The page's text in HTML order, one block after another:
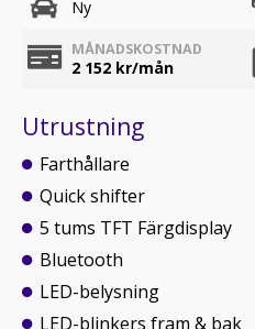
Ny
MÅNADSKOSTNAD
2 152 kr/mån
Utrustning
Farthållare
Quick shifter
5 tums TFT Färgdisplay
Bluetooth
LED-belysning
LED-blinkers fram & bak